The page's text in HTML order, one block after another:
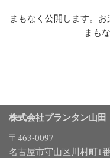
まもなく公開します。お
まも
株式会社プランタン山田
〒463-0097
名古屋市守山区川村町1